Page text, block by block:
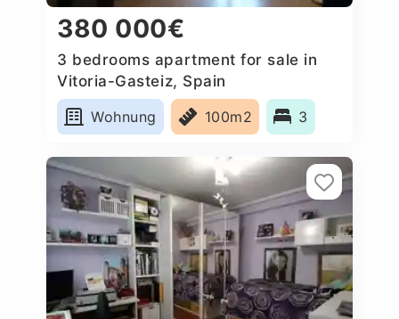
380 000€
3 bedrooms apartment for sale in
Vitoria-Gasteiz, Spain
Wohnung
100m2 3